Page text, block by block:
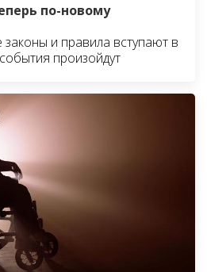
по-новому
законы и правила вступают в
произойдут